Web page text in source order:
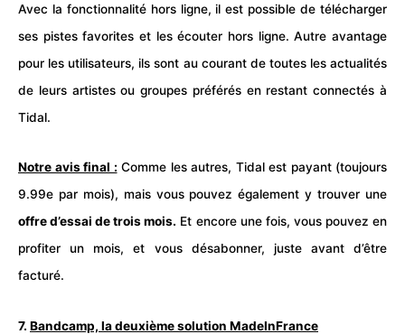
Avec la fonctionnalité hors ligne, il est possible de télécharger
ses pistes favorites et les écouter hors ligne. Autre avantage
pour les utilisateurs, ils sont au courant de toutes les actualités
de leurs artistes ou groupes préférés en restant connectés à
Tidal.
Notre avis final : Comme les autres, Tidal est payant (toujours
9.99e par mois), mais vous pouvez également y trouver une
offre d’essai de trois mois. Et encore une fois, vous pouvez en
profiter un mois, et vous désabonner, juste avant d’être
facturé.
7. Bandcamp, la deuxième solution MadeInFrance